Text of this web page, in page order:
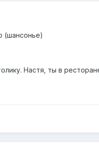
(шансонье)
Настя, ты в